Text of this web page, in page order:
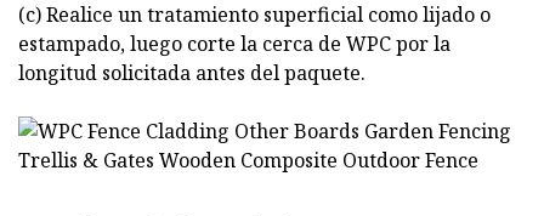
(c) Realice un tratamiento superficial como lijado o
estampado, luego corte la cerca de WPC por la
longitud solicitada antes del paquete.